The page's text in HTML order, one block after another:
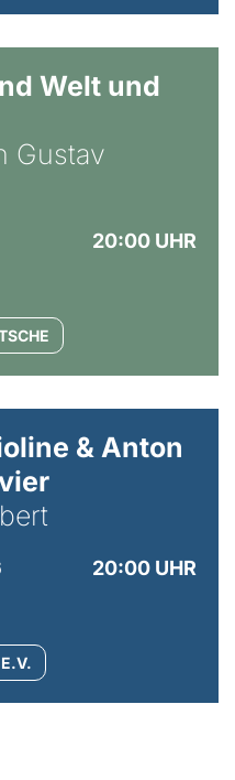
Welt und
Gustav
20:00 UHR
& Anton
20:00 UHR